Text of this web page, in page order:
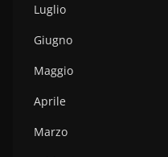
Luglio
Giugno
Maggio
Aprile
Marzo